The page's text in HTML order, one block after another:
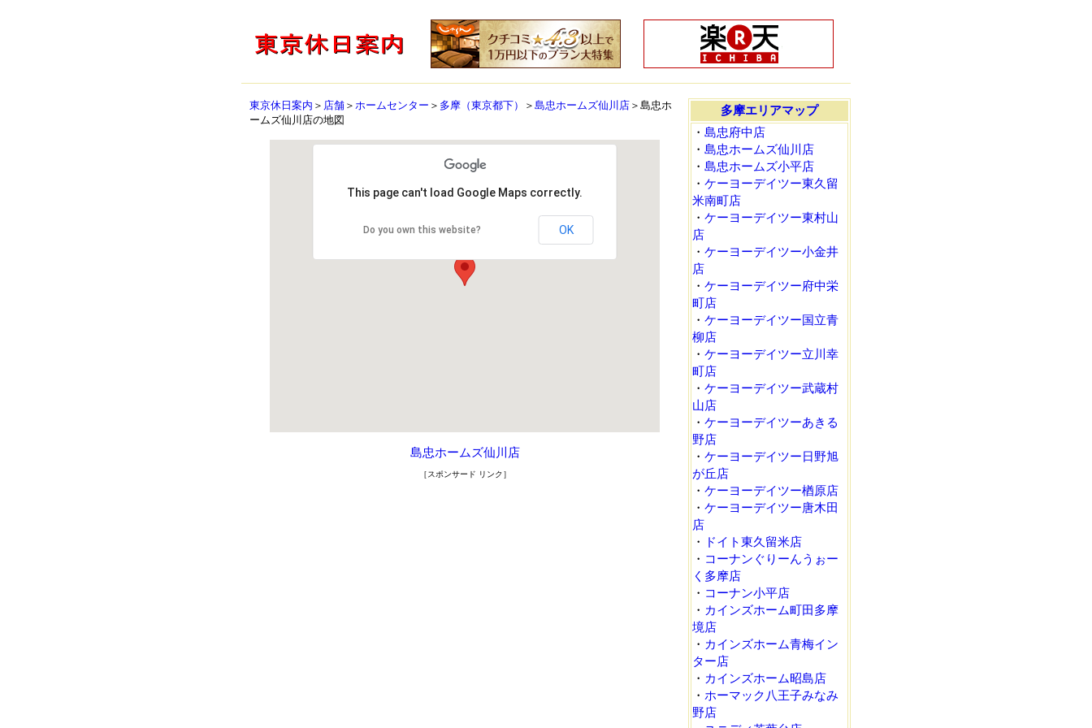
東京休日案内 ＞ 店舗 ＞ ホームセンター ＞ 多摩（東京都下） ＞ 島忠ホームズ仙川店 ＞島忠ホ
ームズ仙川店の地図
This page can't load Google Maps correctly.
Do you own this website? OK
島忠ホームズ仙川店
［スポンサード リンク］
多摩エリアマップ
・ 島忠府中店
・ 島忠ホームズ仙川店
・ 島忠ホームズ小平店
・ ケーヨーデイツー東久留
米南町店
・ ケーヨーデイツー東村山
店
・ ケーヨーデイツー小金井
店
・ ケーヨーデイツー府中栄
町店
・ ケーヨーデイツー国立青
柳店
・ ケーヨーデイツー立川幸
町店
・ ケーヨーデイツー武蔵村
山店
・ ケーヨーデイツーあきる
野店
・ ケーヨーデイツー日野旭
が丘店
・ ケーヨーデイツー楢原店
・ ケーヨーデイツー唐木田
店
・
ドイト東久留米店
・ コーナンぐりーんうぉー
く多摩店
・ コーナン小平店
・ カインズホーム町田多摩
境店
・ カインズホーム青梅イン
ター店
・ カインズホーム昭島店
・ ホーマック八王子みなみ
野店